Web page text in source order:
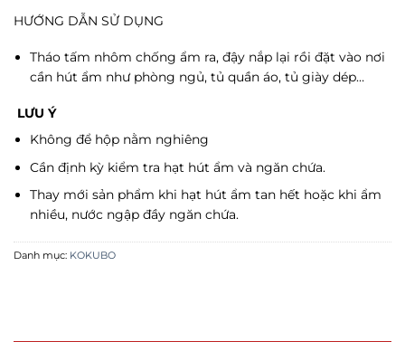
HƯỚNG DẪN SỬ DỤNG
Tháo tấm nhôm chống ẩm ra, đậy nắp lại rồi đặt vào nơi
cần hút ẩm như phòng ngủ, tủ quần áo, tủ giày dép…
LƯU Ý
Không để hộp nằm nghiêng
Cần định kỳ kiểm tra hạt hút ẩm và ngăn chứa.
Thay mới sản phẩm khi hạt hút ẩm tan hết hoặc khi ẩm
nhiều, nước ngập đầy ngăn chứa.
Danh mục: KOKUBO